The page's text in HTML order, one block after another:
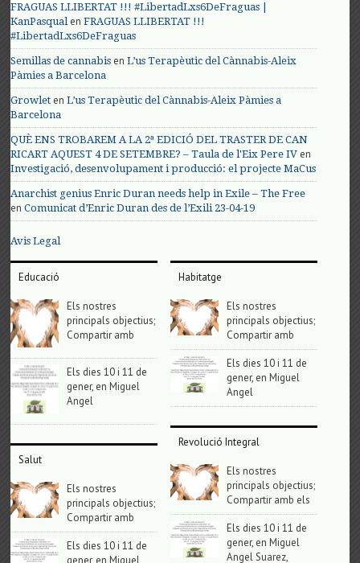
FRAGUAS LLIBERTAT !!! #LibertadLxs6DeFraguas |
KanPasqualenFRAGUAS LLIBERTAT !!!
#LibertadLxs6DeFraguas
Semillas de cannabis enL’us Terapèutic del Cànnabis-Aleix
Pàmies a Barcelona
Growlet enL’us Terapèutic del Cànnabis-Aleix Pàmies a
Barcelona
QUÈ ENS TROBAREM A LA 2ª EDICIÓ DEL TRASTER DE CAN
RICART AQUEST 4 DE SETEMBRE? – Taula de l'Eix Pere IV en
Investigació, desenvolupament i producció: el projecte MaCus
Anarchist genius Enric Duran needs help in Exile – The Free
enComunicat d’Enric Duran des de l’Exili 23-04-19
Avis Legal
Educació
Els nostres
principals objectius;
Compartir amb
Els dies 10 i 11 de
gener, en Miguel
Angel
Salut
Els nostres
principals objectius;
Compartir amb
Els dies 10 i 11 de
Habitatge
Els nostres
principals objectius;
Compartir amb
Els dies 10 i 11 de
gener, en Miguel
Angel
Revolució Integral
Els nostres
principals objectius;
Compartir amb els
Els dies 10 i 11 de
gener, en Miguel
Angel Suarez,